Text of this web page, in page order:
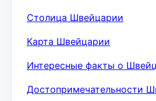
Столица Швейцарии
Карта Швейцарии
Интересные факты о
Достопримечательности